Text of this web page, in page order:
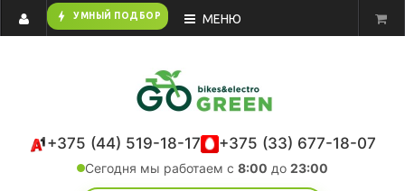
bolt УМНЫЙ ПОДБОР МЕНЮ
+375 (44) 519-18-17 +375 (33) 677-18-07
Сегодня мы работаем с 8:00 до 23:00